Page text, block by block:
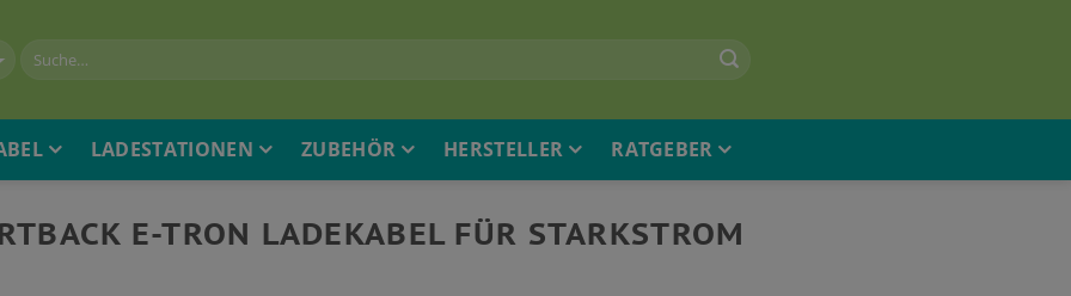
LADESTATIONEN ZUBEHÖR HERSTELLER RATGEBER
E-TRON LADEKABEL FÜR STARKSTROM